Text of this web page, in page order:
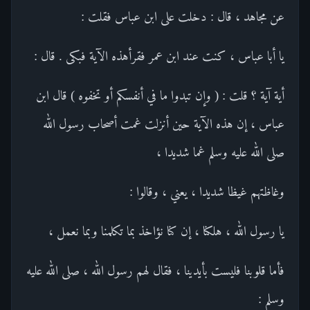
عن مجاهد ، قال : دخلت على ابن عباس فقلت :
يا أبا عباس ، كنت عند ابن عمر فقرأهذه الآية فبكى . قال :
أية آية ؟ قلت : ( وإن تبدوا ما في أنفسكم أو تخفوه ) قال ابن
عباس ، إن هذه الآية حين أنزلت غمت أصحاب رسول الله
صلى الله عليه وسلم غما شديدا ،
وغاظتهم غيظا شديدا ، يعني ، وقالوا :
يا رسول الله ، هلكنا ، إن كنا نؤاخذ بما تكلمنا وبما نعمل ،
فأما قلوبنا فليست بأيدينا ، فقال لهم رسول الله ، صلى الله عليه
وسلم :